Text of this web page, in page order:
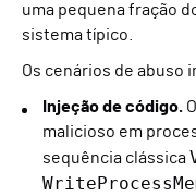
uma pequena fração
sistema típico.
Os cenários de abuso
Injeção de código.
malicioso em
sequência clássica